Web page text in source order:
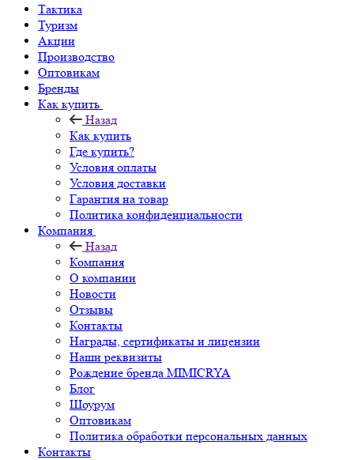
Тактика
Туризм
Акции
Производство
Оптовикам
Бренды
Как купить
Назад
Как купить
Где купить?
Условия оплаты
Условия доставки
Гарантия на товар
Политика конфиденциальности
Компания
Назад
Компания
О компании
Новости
Отзывы
Контакты
Награды, сертификаты и лицензии
Наши реквизиты
Рождение бренда MIMICRYA
Блог
Шоурум
Оптовикам
Политика обработки персональных данных
Контакты